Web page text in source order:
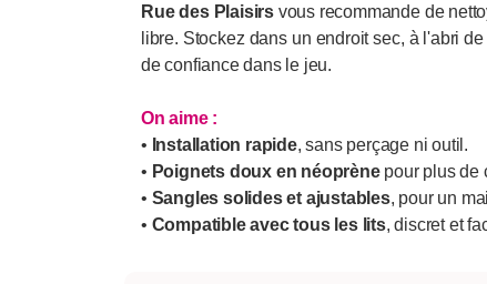
Rue des Plaisirsvous recommande de
libre. Stockez dans un endroit sec, à l'abri
de confiance dans le jeu.
On aime :
• Installation rapide, sans perçage ni outil.
• Poignets doux en néoprènepour plus de
• Sangles solides et ajustables, pour un
• Compatible avec tous les lits, discret et